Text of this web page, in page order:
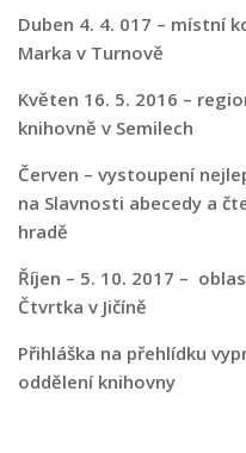
Kontakt
Nová budova
Duben 4. 4. 017 – místní
Marka v Turnově
Květen 16. 5. 2016 –
knihovně v Semilech
Červen – vystoupení
na Slavnosti abecedy a
hradě
Říjen – 5. 10. 2017 –
Čtvrtka v Jičíně
Přihláška na přehlídku
oddělení knihovny